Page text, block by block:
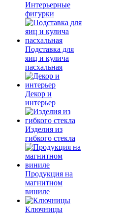
Интерьерные
фигурки
Подставка для
яиц и кулича
пасхальная
Декор и
интерьер
Изделия из
гибкого стекла
Продукция на
магнитном
виниле
Ключницы